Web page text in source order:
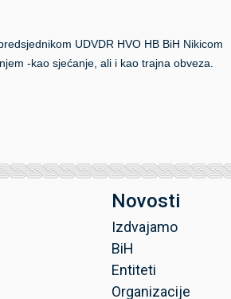
UDVDR HVO HB BiH Nikicom
-kao sjećanje, ali i kao trajna obveza.
Novosti
Izdvajamo
BiH
Entiteti
Organizacije